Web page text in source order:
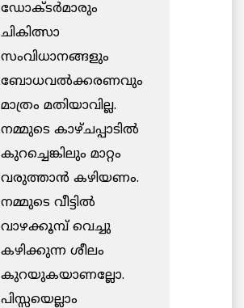
ഡോക്ടര്‍മാരും
ചികിത്സാ
സംവിധാനങ്ങളും
ബോധവല്‍ക്കരണവും
മാത്രം മതിയാവില്ല.
നമ്മുടെ കാഴ്ചപ്പാടില്‍
കുറച്ചെങ്കിലും മാറ്റം
വരുത്താന്‍ കഴിയണം.
നമ്മുടെ വീട്ടില്‍
വാഴക്കൂമ്പ് വെച്ചു
കഴിക്കുന്ന ശീലം
കുറയുകയാണല്ലോ.
പിസ്സയെല്ലാം